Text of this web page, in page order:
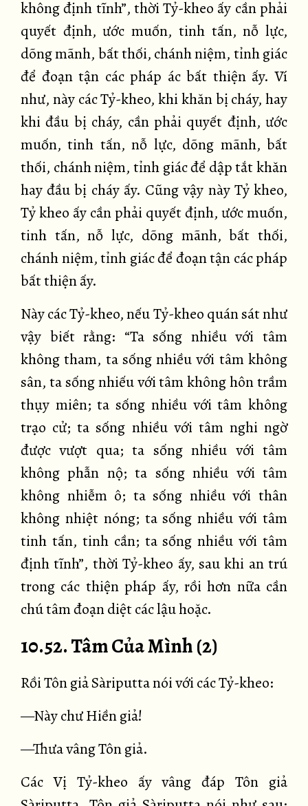
không định tĩnh”, thời Tỷ-kheo ấy cần phải
quyết định, ước muốn, tinh tấn, nỗ lực,
dõng mãnh, bất thối, chánh niệm, tỉnh giác
để đoạn tận các pháp ác bất thiện ấy. Ví
như, này các Tỷ-kheo, khi khăn bị cháy, hay
khi đầu bị cháy, cần phải quyết định, ước
muốn, tinh tấn, nỗ lực, dõng mãnh, bất
thối, chánh niệm, tỉnh giác để dập tắt khăn
hay đầu bị cháy ấy. Cũng vậy này Tỷ kheo,
Tỷ kheo ấy cần phải quyết định, ước muốn,
tinh tấn, nỗ lực, dõng mãnh, bất thối,
chánh niệm, tỉnh giác để đoạn tận các pháp
bất thiện ấy.
Này các Tỷ-kheo, nếu Tỷ-kheo quán sát như
vậy biết rằng: “Ta sống nhiều với tâm
không tham, ta sống nhiều với tâm không
sân, ta sống nhiếu với tâm không hôn trầm
thụy miên; ta sống nhiều với tâm không
trạo cử; ta sống nhiều với tâm nghi ngờ
được vượt qua; ta sống nhiều với tâm
không phẫn nộ; ta sống nhiều với tâm
không nhiễm ô; ta sống nhiều với thân
không nhiệt nóng; ta sống nhiều với tâm
tinh tấn, tinh cần; ta sống nhiều với tâm
định tĩnh”, thời Tỷ-kheo ấy, sau khi an trú
trong các thiện pháp ấy, rồi hơn nữa cần
chú tâm đoạn diệt các lậu hoặc.
10.52. Tâm Của Mình (2)
Rồi Tôn giả Sàriputta nói với các Tỷ-kheo:
—Này chư Hiền giả!
—Thưa vâng Tôn giả.
Các Vị Tỷ-kheo ấy vâng đáp Tôn giả